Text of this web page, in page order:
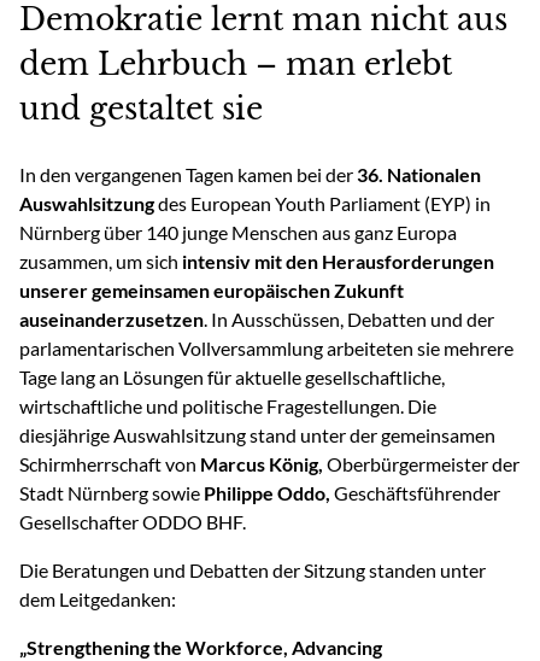
Demokratie lernt man nicht aus
dem Lehrbuch – man erlebt
und gestaltet sie
In den vergangenen Tagen kamen bei der36. Nationalen
Auswahlsitzungdes European Youth Parliament (EYP) in
Nürnberg über 140 junge Menschen aus ganz Europa
zusammen, um sich intensiv mit den Herausforderungen
unserer gemeinsamen europäischen Zukunft
auseinanderzusetzen. In Ausschüssen, Debatten und der
parlamentarischen Vollversammlung arbeiteten sie mehrere
Tage lang an Lösungen für aktuelle gesellschaftliche,
wirtschaftliche und politische Fragestellungen. Die
diesjährige Auswahlsitzung stand unter der gemeinsamen
Schirmherrschaft von Marcus König, Oberbürgermeister der
Stadt Nürnberg sowie Philippe Oddo, Geschäftsführender
Gesellschafter ODDO BHF.
Die Beratungen und Debatten der Sitzung standen unter
dem Leitgedanken:
„Strengthening the Workforce, Advancing